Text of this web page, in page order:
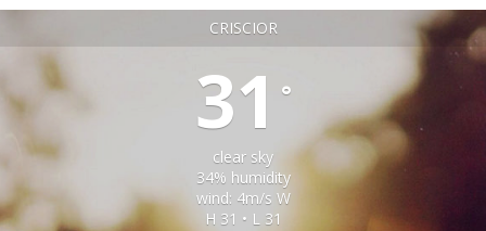
CRISCIOR
31 °
clear sky
34% humidity
wind: 4m/s W
H 31 • L 31